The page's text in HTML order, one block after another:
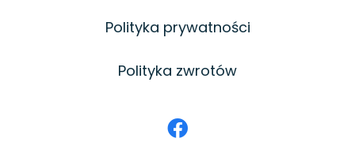
Polityka prywatności
Polityka zwrotów